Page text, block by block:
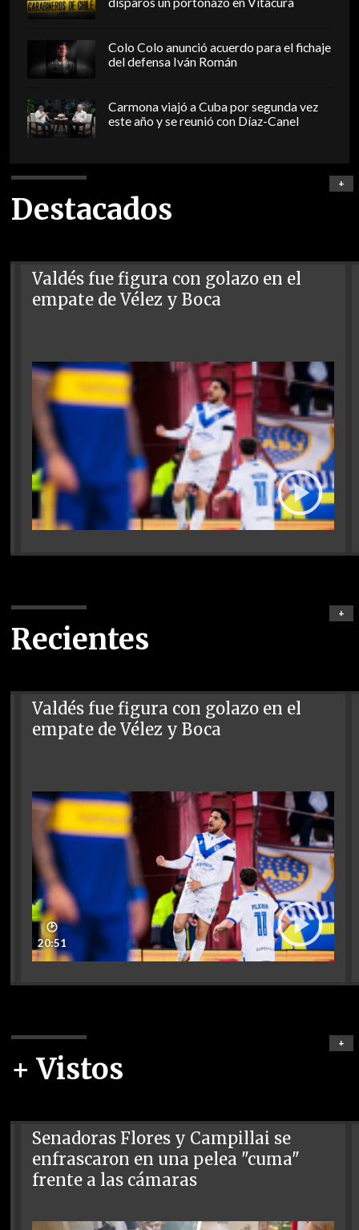
Colo Colo anunció acuerdo para el fichaje
del defensa Iván Román
Carmona viajó a Cuba por segunda vez
este año y se reunió con Díaz-Canel
Destacados
+
Valdés fue figura con golazo en el
empate de Vélez y Boca
Recientes
+
Valdés fue figura con golazo en el
empate de Vélez y Boca
🕑
20:51
+ Vistos
+
Senadoras Flores y Campillai se
enfrascaron en una pelea "cuma"
frente a las cámaras